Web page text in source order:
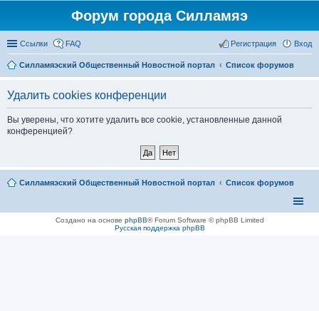
Форум города Силламяэ
Ссылки FAQ Вход
Регистрация
Силламяэский Общественный Новостной портал Список форумов
Удалить cookies конференции
Вы уверены, что хотите удалить все cookie, установленные данной
конференцией?
Силламяэский Общественный Новостной портал Список форумов
Создано на основе phpBB® Forum Software © phpBB Limited
Русская поддержка phpBB